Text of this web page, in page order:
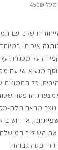
450₪
שלנו עם
איכותי
על מסגרת עץ
מגע אישי עם
כל התמונות
הדפסה
מראה תלת-
, אך חשוב
השילוב המושלם
הדפסה גבוהה.